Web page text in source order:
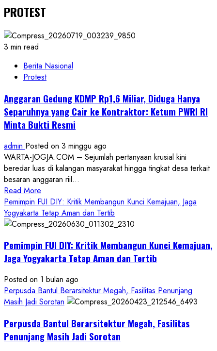
PROTEST
3 min read
Berita Nasional
Protest
Anggaran Gedung KDMP Rp1,6 Miliar, Diduga Hanya
Separuhnya yang Cair ke Kontraktor: Ketum PWRI RI
Minta Bukti Resmi
admin Posted on 3 minggu ago
WARTA-JOGJA.COM – Sejumlah pertanyaan krusial kini
beredar luas di kalangan masyarakat hingga tingkat desa terkait
besaran anggaran riil...
Read More
more
about
Anggaran
KDMP
Rp1,6
Diduga
Hanya
Separuhnya
Cair
ke
Pemimpin FUI DIY: Kritik Membangun Kunci Kemajuan, Jaga
Yogyakarta Tetap Aman dan Tertib
Pemimpin FUI DIY: Kritik Membangun Kunci Kemajuan,
Jaga Yogyakarta Tetap Aman dan Tertib
Posted on 1 bulan ago
Perpusda Bantul Berarsitektur Megah, Fasilitas Penunjang
Masih Jadi Sorotan
Perpusda Bantul Berarsitektur Megah, Fasilitas
Penunjang Masih Jadi Sorotan